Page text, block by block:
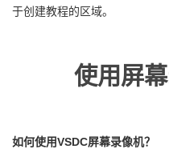
于创建教程的区域。
使用屏
如何使用VSDC屏幕录像机？